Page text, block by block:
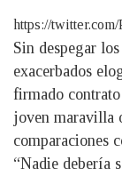
https://twitter.com/
Sin despegar
exacerbados
firmado
joven maravilla
comparaciones
“Nadie debería